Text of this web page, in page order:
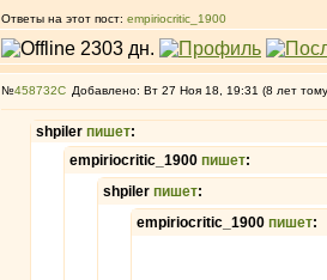
Ответы на этот пост: empiriocritic_1900
№458732 Добавлено: Вт 27 Ноя 18, 19:31 (8 лет
shpiler пишет:
empiriocritic_1900 пишет:
shpiler пишет:
empiriocritic_1900 пишет: